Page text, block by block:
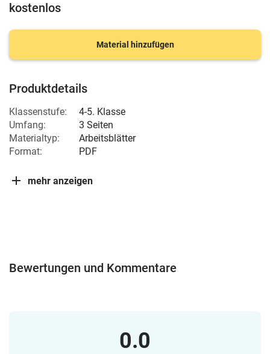
kostenlos
Material hinzufügen
Produktdetails
Klassenstufe:
4-5. Klasse
Umfang:
3 Seiten
Materialtyp:
Arbeitsblätter
Format:
PDF
mehr anzeigen
Bewertungen und Kommentare
0.0